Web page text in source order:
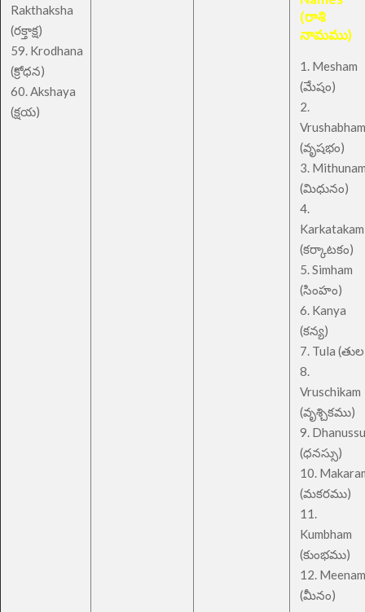
Rakthaksha
(రక్తాక్ష)
59. Krodhana
(క్రోధన)
60. Akshaya
(క్షయ)
(రాశి
నామము)
1. Mesham
(మేషం)
2.
Vrushabham
(వృషభం)
3.
(మిధునం)
4.
Karkatakam
(కర్కాటకం)
5. Simham
(సింహం)
6. Kanya
(కన్య)
7. Tula
8.
Vruschikam
(వృశ్చికము)
9. Dhanussu
(ధనస్సు)
10.
(మకరము)
11.
Kumbham
(కుంభము)
12. Meenam
(మీనం)